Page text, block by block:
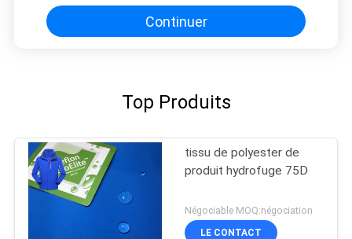
Continuer
Top Produits
tissu de polyester de
produit hydrofuge 75D
Négociable MOQ:négociation
LE CONTACT